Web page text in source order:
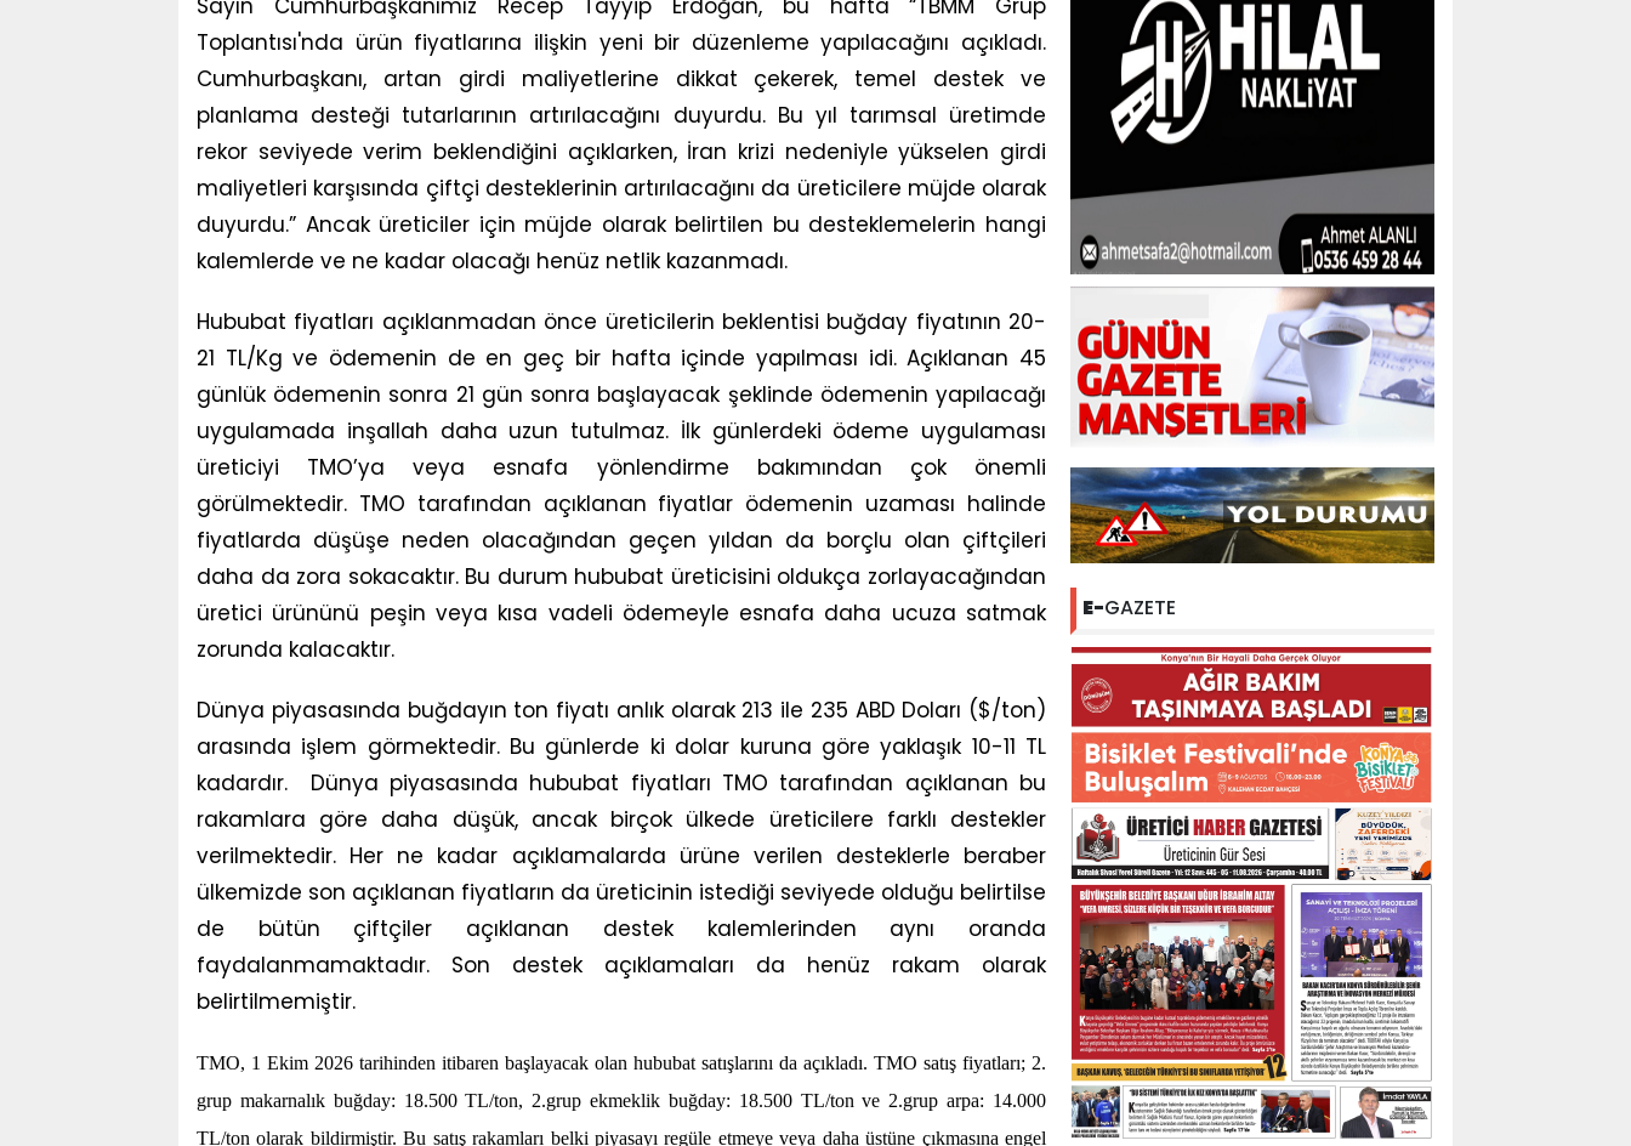
Sayın Cumhurbaşkanımız Recep Tayyip Erdoğan, bu hafta “TBMM Grup
Toplantısı'nda ürün fiyatlarına ilişkin yeni bir düzenleme yapılacağını açıkladı.
Cumhurbaşkanı, artan girdi maliyetlerine dikkat çekerek, temel destek ve
planlama desteği tutarlarının artırılacağını duyurdu. Bu yıl tarımsal üretimde
rekor seviyede verim beklendiğini açıklarken, İran krizi nedeniyle yükselen girdi
maliyetleri karşısında çiftçi desteklerinin artırılacağını da üreticilere müjde olarak
duyurdu.” Ancak üreticiler için müjde olarak belirtilen bu desteklemelerin hangi
kalemlerde ve ne kadar olacağı henüz netlik kazanmadı.
Hububat fiyatları açıklanmadan önce üreticilerin beklentisi buğday fiyatının 20-
21 TL/Kg ve ödemenin de en geç bir hafta içinde yapılması idi. Açıklanan 45
günlük ödemenin sonra 21 gün sonra başlayacak şeklinde ödemenin yapılacağı
uygulamada inşallah daha uzun tutulmaz. İlk günlerdeki ödeme uygulaması
üreticiyi TMO’ya veya esnafa yönlendirme bakımından çok önemli
görülmektedir. TMO tarafından açıklanan fiyatlar ödemenin uzaması halinde
fiyatlarda düşüşe neden olacağından geçen yıldan da borçlu olan çiftçileri
daha da zora sokacaktır. Bu durum hububat üreticisini oldukça zorlayacağından
üretici ürününü peşin veya kısa vadeli ödemeyle esnafa daha ucuza satmak
zorunda kalacaktır.
Dünya piyasasında buğdayın ton fiyatı anlık olarak 213 ile 235 ABD Doları ($/ton)
arasında işlem görmektedir. Bu günlerde ki dolar kuruna göre yaklaşık 10-11 TL
kadardır. Dünya piyasasında hububat fiyatları TMO tarafından açıklanan bu
rakamlara göre daha düşük, ancak birçok ülkede üreticilere farklı destekler
verilmektedir. Her ne kadar açıklamalarda ürüne verilen desteklerle beraber
ülkemizde son açıklanan fiyatların da üreticinin istediği seviyede olduğu belirtilse
de bütün çiftçiler açıklanan destek kalemlerinden aynı oranda
faydalanmamaktadır. Son destek açıklamaları da henüz rakam olarak
belirtilmemiştir.
TMO, 1 Ekim 2026 tarihinden itibaren başlayacak olan hububat satışlarını da açıkladı. TMO satış fiyatları; 2.
grup makarnalık buğday: 18.500 TL/ton, 2.grup ekmeklik buğday: 18.500 TL/ton ve 2.grup arpa: 14.000
TL/ton olarak bildirmiştir. Bu satış rakamları belki piyasayı regüle etmeye veya daha üstüne çıkmasına engel
E-GAZETE